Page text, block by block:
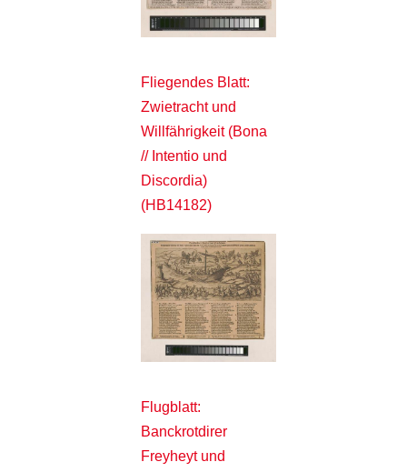
Fliegendes Blatt:
Zwietracht und
Willfährigkeit (Bona
// Intentio und
Discordia)
(HB14182)
Flugblatt:
Banckrotdirer
Freyheyt und